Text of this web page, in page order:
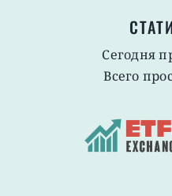
Сегодня
Всего